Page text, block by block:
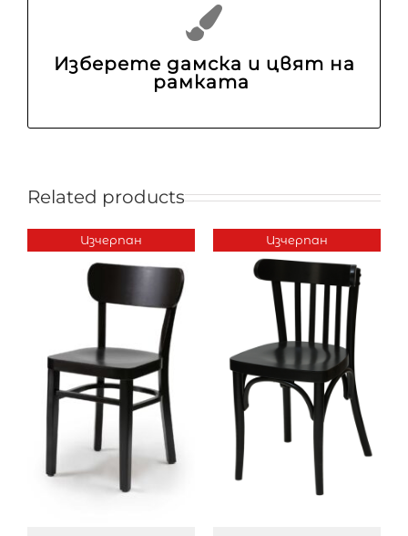
Изберете дамска и цвят на
рамката
Related products
Изчерпан Изчерпан